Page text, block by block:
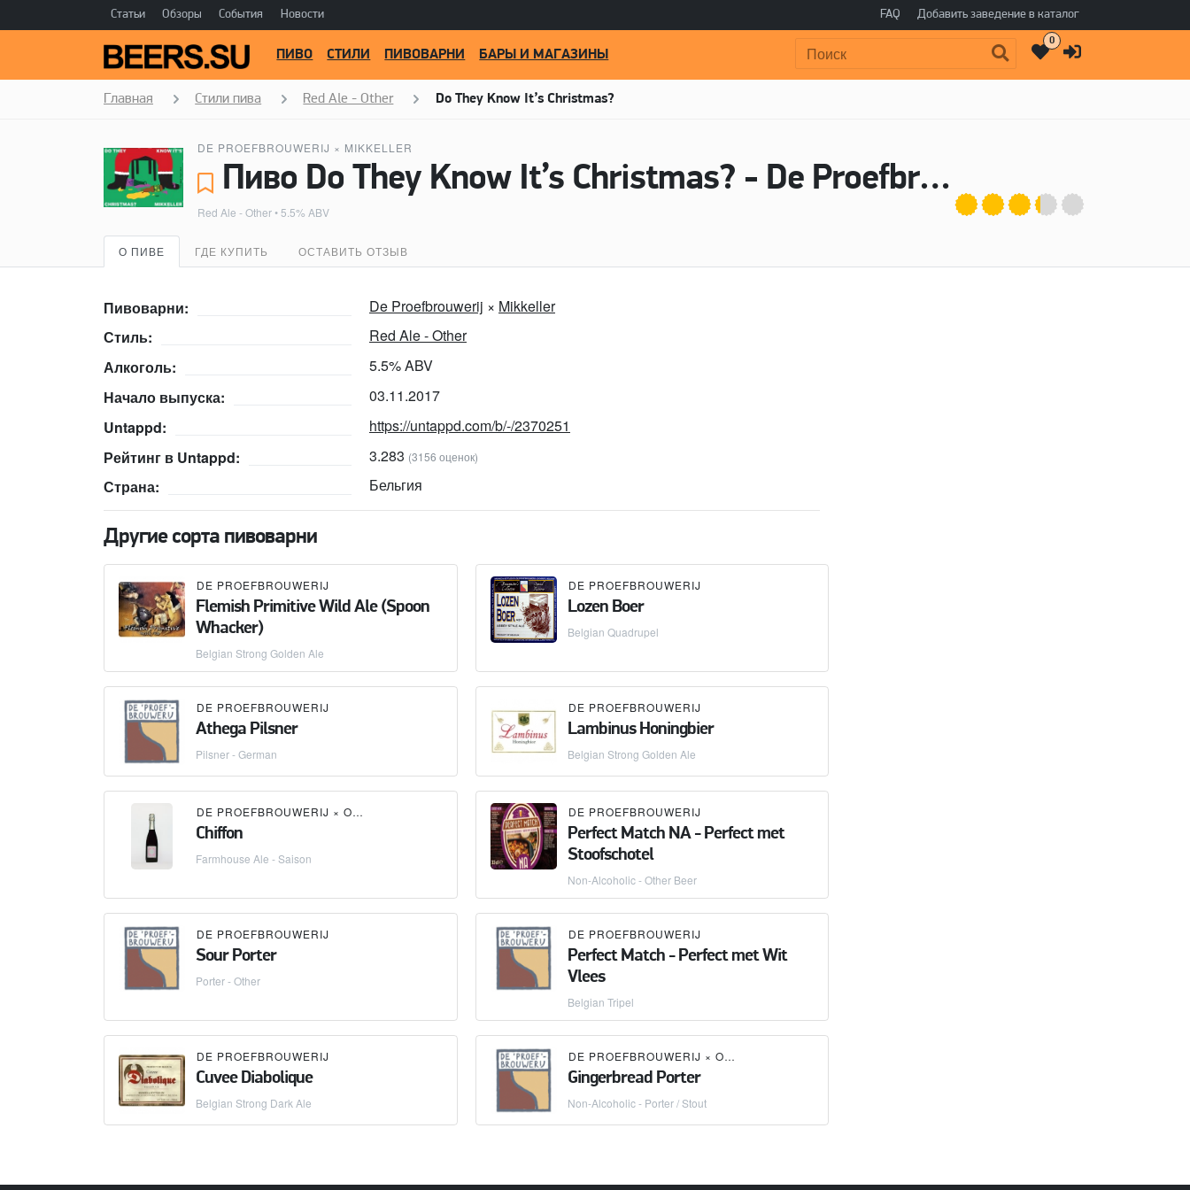
Статьи Обзоры События Новости FAQ Добавить заведение в каталог
Поиск:
ПИВО СТИЛИ ПИВОВАРНИ БАРЫ И МАГАЗИНЫ
0
Главная Стили пива Red Ale - Other Do They Know It’s Christmas?
DE PROEFBROUWERIJ × MIKKELLER
Пиво Do They Know It’s Christmas? - De Proefbrouwerij, Mikkeller
Red Ale - Other• 5.5% ABV
О ПИВЕ ГДЕ КУПИТЬ ОСТАВИТЬ ОТЗЫВ
Пивоварни: De Proefbrouwerij × Mikkeller
Стиль:
Red Ale - Other
Алкоголь:
5.5% ABV
Начало выпуска:
03.11.2017
Untappd:
https://untappd.com/b/-/2370251
Рейтинг в Untappd:
3.283 (3156 оценок)
Страна: Бельгия
Другие сорта пивоварни
DE PROEFBROUWERIJ
Flemish Primitive Wild Ale (Spoon
Whacker)
Belgian Strong Golden Ale
DE PROEFBROUWERIJ
Lozen Boer
Belgian Quadrupel
DE PROEFBROUWERIJ
Athega Pilsner
Pilsner - German
DE PROEFBROUWERIJ
Lambinus Honingbier
Belgian Strong Golden Ale
DE PROEFBROUWERIJ × OMNIPOLLO
Chiffon
Farmhouse Ale - Saison
DE PROEFBROUWERIJ
Perfect Match NA - Perfect met
Stoofschotel
Non-Alcoholic - Other Beer
DE PROEFBROUWERIJ
Sour Porter
Porter - Other
DE PROEFBROUWERIJ
Perfect Match - Perfect met Wit
Vlees
Belgian Tripel
DE PROEFBROUWERIJ
Cuvee Diabolique
Belgian Strong Dark Ale
DE PROEFBROUWERIJ × OMNIPOLLO
Gingerbread Porter
Non-Alcoholic - Porter / Stout